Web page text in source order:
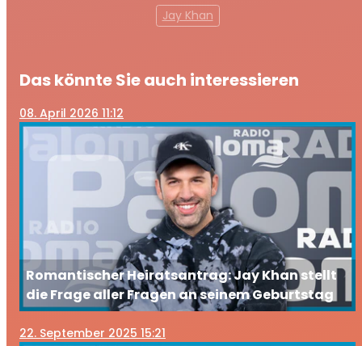
Jay Khan
Das könnte Sie auch interessieren
08. April 2026 11:12
Romantischer Heiratsantrag: Jay Khan stellt
die Frage aller Fragen an seinem Geburtstag
22. September 2025 15:21